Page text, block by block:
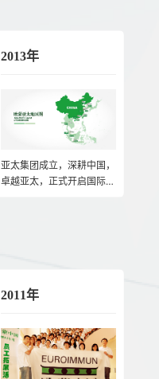
2013年
亚太集团成立，深耕中国，
卓越亚太，正式开启国际化
2011年